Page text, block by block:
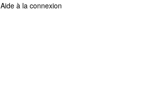
Aide à la connexion